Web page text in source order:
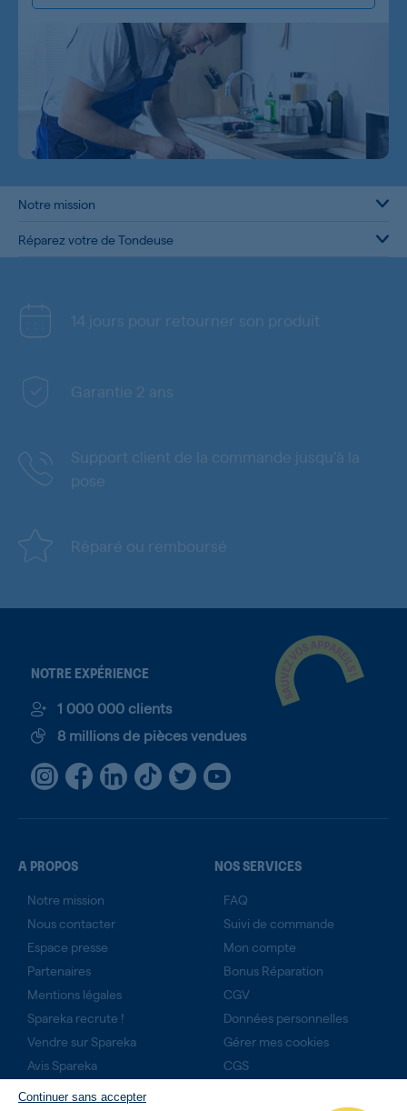
Continuer sans accepter
Notre mission
Réparez votre de Tondeuse
14 jours pour retourner son produit
Garantie 2 ans
Support client de la commande jusqu'à la
pose
Réparé ou remboursé
NOTRE EXPÉRIENCE
1 000 000 clients
8 millions de pièces vendues
A PROPOS
Notre mission
Nous contacter
Espace presse
Partenaires
Mentions légales
Spareka recrute !
Vendre sur Spareka
Avis Spareka
Technicien expert ?
Rejoignez-nous
NOS SERVICES
FAQ
Suivi de commande
Mon compte
Bonus Réparation
CGV
Données personnelles
Gérer mes cookies
CGS